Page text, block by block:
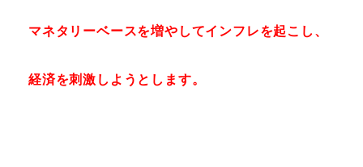
マネタリーベースを増やしてインフレを起こし、
経済を刺激しようとします。